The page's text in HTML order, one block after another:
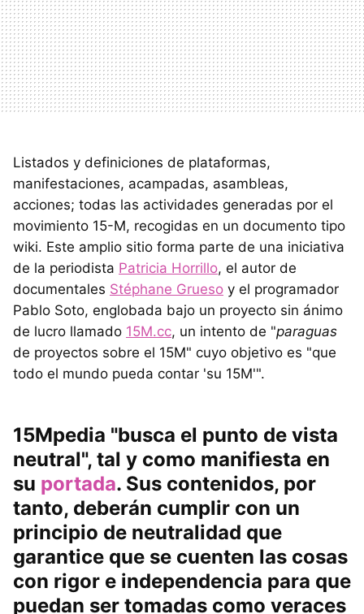
Listados y definiciones de plataformas,
manifestaciones, acampadas, asambleas,
acciones; todas las actividades generadas por el
movimiento 15-M, recogidas en un documento tipo
wiki. Este amplio sitio forma parte de una iniciativa
de la periodista Patricia Horrillo, el autor de
documentales Stéphane Grueso y el programador
Pablo Soto, englobada bajo un proyecto sin ánimo
de lucro llamado 15M.cc, un intento de "paraguas
de proyectos sobre el 15M" cuyo objetivo es "que
todo el mundo pueda contar 'su 15M'".
15Mpedia "busca el punto de vista
neutral", tal y como manifiesta en
su portada. Sus contenidos, por
tanto, deberán cumplir con un
principio de neutralidad que
garantice que se cuenten las cosas
con rigor e independencia para que
puedan ser tomadas como veraces